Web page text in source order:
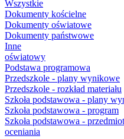
Wszystkie
Dokumenty kościelne
Dokumenty oświatowe
Dokumenty państwowe
Inne
oświatowy
Podstawa programowa
Przedszkole - plany wynikowe
Przedszkole - rozkład materiału
Szkoła podstawowa - plany
Szkoła podstawowa - program
Szkoła podstawowa -
oceniania